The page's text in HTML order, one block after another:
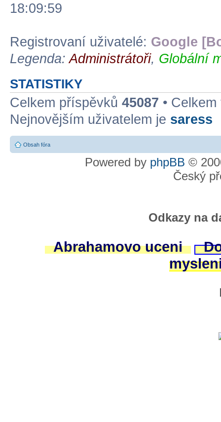
18:09:59
Registrovaní uživatelé: Google
Legenda:Administrátoři, Globální
STATISTIKY
Celkem příspěvků 45087 •
Nejnovějším uživatelem je saress
Obsah fóra
Powered by phpBB ©
Český
Odkazy na
Abrahamovo uceni